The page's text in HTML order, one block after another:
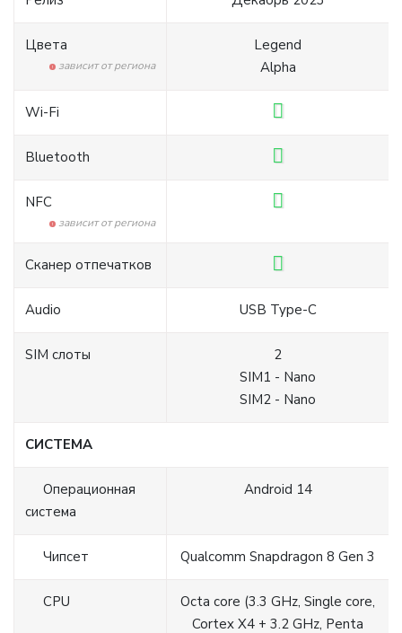
Цвета
зависит от региона
Legend
Alpha
Wi-Fi
Bluetooth
NFC
зависит от региона
Сканер отпечатков
Audio USB Type-C
SIM слоты
2
SIM1 - Nano
SIM2 - Nano
СИСТЕМА
Операционная
система
Android 14
Чипсет Qualcomm Snapdragon 8 Gen 3
CPU
Octa core (3.3 GHz, Single core,
Cortex X4 + 3.2 GHz, Penta